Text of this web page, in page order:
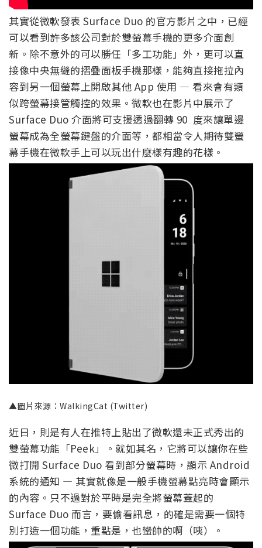
其實從微軟發表 Surface Duo 的官方影片之中，已經
可以看到許多該公司對於雙螢幕手機的更多介面創
新。除不意外的可以勝任「多工功能」外，更可以直
接像中央無縫的摺疊面板手機那樣，能夠直接拖拉內
容到另一個螢幕上開啟其他 App 使用 — 看來會有類
似跨螢幕接管觸控的效果。微軟也在影片中展示了
Surface Duo 介面將可支援透過翻轉 90 度來讓單邊
螢幕成為全螢幕鍵盤的介面等，都相當令人期待雙螢
幕手機在微軟手上可以玩出什麼樣有趣的花樣。
▲圖片來源：WalkingCat (Twitter)
近日，則是有人在推特上貼出了微軟還未正式秀出的
雙螢幕功能「Peek」。就如其名，它將可以讓你在些
微打開 Surface Duo 看到部分螢幕時，顯示 Android
系統的通知 — 其實就像是一般手機螢幕點亮時會顯示
的內容。只不過對於平時是完全將螢幕蓋起的
Surface Duo 而言，要偷看訊息，的確是需要一個特
別打造一個功能，重點是，也蠻帥的啊（咦）。